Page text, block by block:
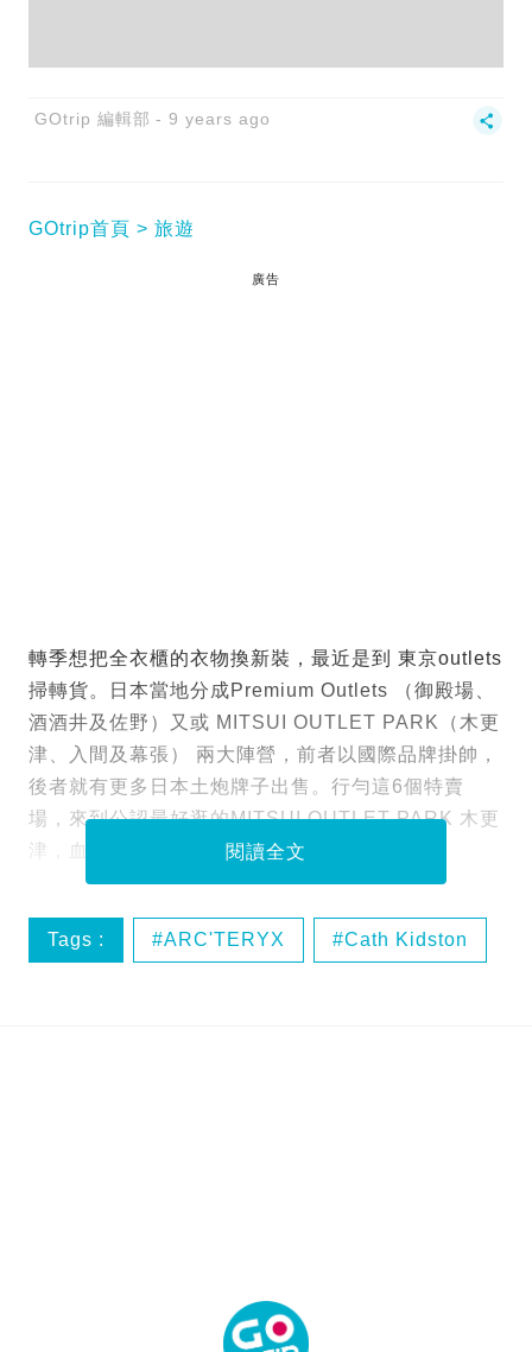
GOtrip 編輯部 9 years ago
GOtrip首頁 旅遊
廣告
轉季想把全衣櫃的衣物換新裝，最近是到 東京outlets
掃轉貨。日本當地分成Premium Outlets （御殿場、
酒酒井及佐野）又或 MITSUI OUTLET PARK（木更
津、入間及幕張） 兩大陣營，前者以國際品牌掛帥，
後者就有更多日本土炮牌子出售。行勻這6個特賣
場，來到公認最好逛的MITSUI OUTLET PARK 木更
津，血拼半日已買到一手戰利品！
閱讀全文
Tags : ARC'TERYX Cath Kidston